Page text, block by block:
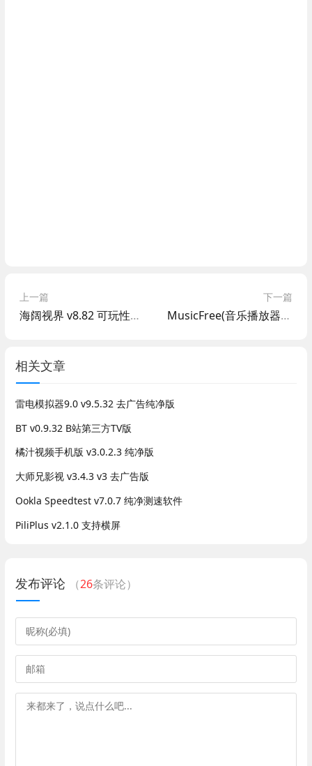
上一篇
海阔视界 v8.82 可玩性极强app
下一篇
MusicFree(音乐播放器) v0.6.3 全新插件接口
相关文章
雷电模拟器9.0 v9.5.32 去广告纯净版
BT v0.9.32 B站第三方TV版
橘汁视频手机版 v3.0.2.3 纯净版
大师兄影视 v3.4.3 v3 去广告版
Ookla Speedtest v7.0.7 纯净测速软件
PiliPlus v2.1.0 支持横屏
发布评论 （26条评论）